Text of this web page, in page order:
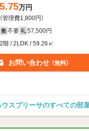
5.75万円
（管理費1,800円）
敷 不要 礼 57,500円
2階 / 2LDK / 59.26㎡
お問い合わせ （無料）
ウスブリーサのすべての部